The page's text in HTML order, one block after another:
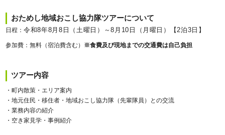
おためし地域おこし協力隊ツアーについて
日程：令和8年8月8日（土曜日）～8月10日（月曜日）【2泊3日】
参加費：無料（宿泊費含む） ※食費及び現地までの交通費は自己負担
ツアー内容
・町内散策・エリア案内
・地元住民・移住者・地域おこし協力隊（先輩隊員）との交流
・業務内容の紹介
・空き家見学・事例紹介